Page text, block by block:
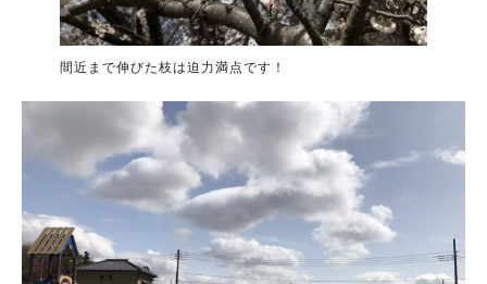
間近まで伸びた枝は迫力満点です！